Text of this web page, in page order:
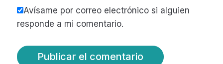
Avísame por correo electrónico si alguien
responde a mi comentario.